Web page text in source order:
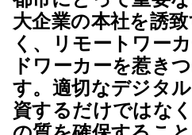
大企業の本社を誘
く、リモートワー
ドワーカーを惹き
す。適切なデジタ
資するだけではな